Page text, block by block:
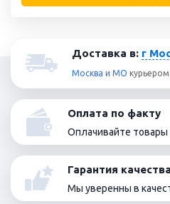
Доставка в: г
Москва и МО курьером
Оплата по факту
Оплачивайте товары
Гарантия качества
Мы уверенны в